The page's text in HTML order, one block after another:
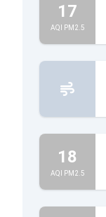
17
AQI PM2.5
18
AQI PM2.5